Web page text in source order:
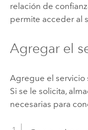
relación de
permite acceder al
Agregar el
Agregue el servicio
Si se le solicita,
necesarias para